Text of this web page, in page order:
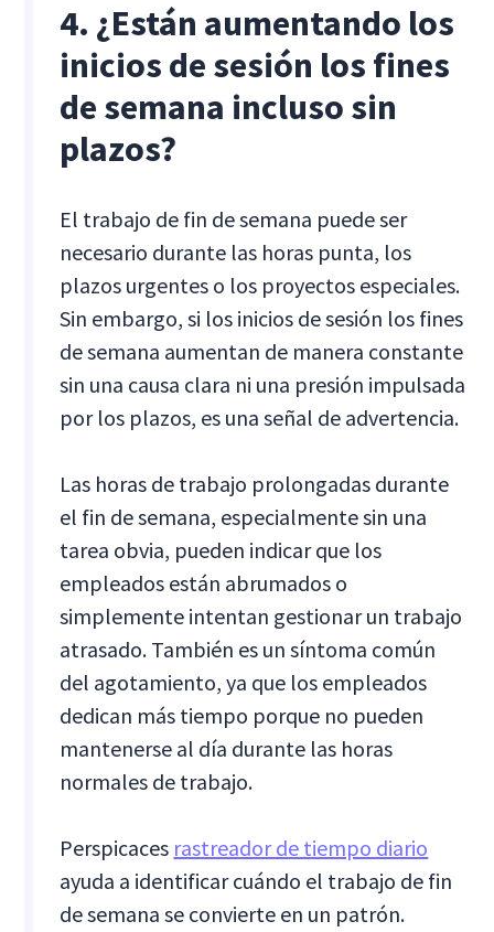
4. ¿Están aumentando los
inicios de sesión los fines
de semana incluso sin
plazos?
El trabajo de fin de semana puede ser
necesario durante las horas punta, los
plazos urgentes o los proyectos especiales.
Sin embargo, si los inicios de sesión los fines
de semana aumentan de manera constante
sin una causa clara ni una presión impulsada
por los plazos, es una señal de advertencia.
Las horas de trabajo prolongadas durante
el fin de semana, especialmente sin una
tarea obvia, pueden indicar que los
empleados están abrumados o
simplemente intentan gestionar un trabajo
atrasado. También es un síntoma común
del agotamiento, ya que los empleados
dedican más tiempo porque no pueden
mantenerse al día durante las horas
normales de trabajo.
Perspicaces rastreador de tiempo diario
ayuda a identificar cuándo el trabajo de fin
de semana se convierte en un patrón.